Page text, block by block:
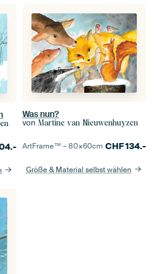
Was nun?
von Martine van Nieuwenhuyzen
ArtFrame™ –80×60cm CHF134.-
Größe & Material selbst wählen